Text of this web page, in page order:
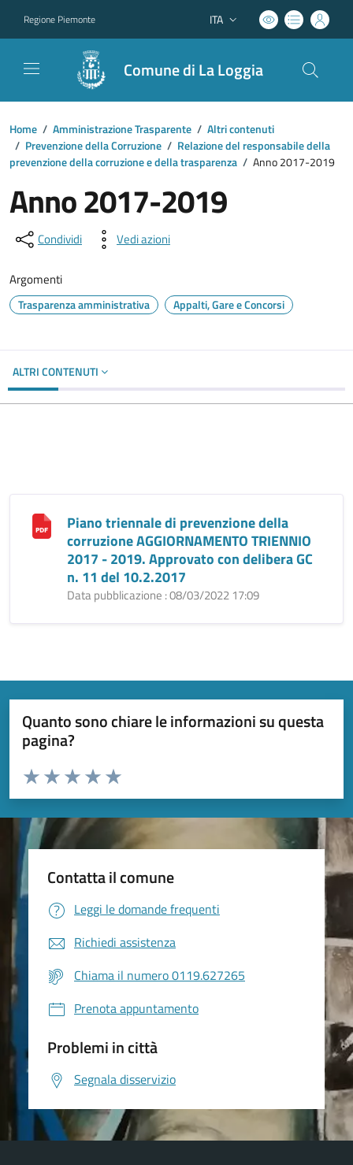
Regione Piemonte Lingua attiva:
ITA
Comune di La Loggia
Home / Amministrazione Trasparente / Altri contenuti
/ Prevenzione della Corruzione / Relazione del responsabile della
prevenzione della corruzione e della trasparenza / Anno 2017-2019
Anno 2017-2019
Condividi Vedi azioni
Argomenti
Trasparenza amministrativa Appalti, Gare e Concorsi
ALTRI CONTENUTI
Piano triennale di prevenzione della
corruzione AGGIORNAMENTO TRIENNIO
2017 - 2019. Approvato con delibera GC
n. 11 del 10.2.2017
Data pubblicazione : 08/03/2022 17:09
Quanto sono chiare le informazioni su questa
pagina?
Valuta da 1 a 5 stelle la pagina
Valuta 5 stelle su 5
Valuta 4 stelle su 5
Valuta 3 stelle su 5
Valuta 2 stelle su 5
Valuta 1 stelle su 5
Contatta il comune
Leggi le domande frequenti
Richiedi assistenza
Chiama il numero 0119.627265
Prenota appuntamento
Problemi in città
Segnala disservizio